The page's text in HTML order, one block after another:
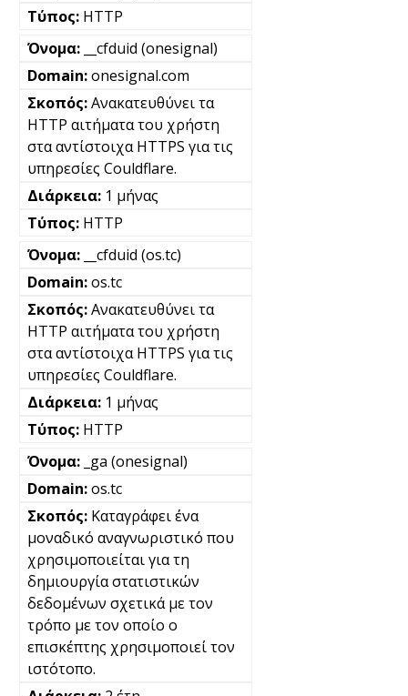
HTTP
__cfduid (onesignal)
onesignal.com
Ανακατευθύνει τα
HTTP αιτήματα του χρήστη
στα αντίστοιχα HTTPS για τις
υπηρεσίες Couldflare.
1 μήνας
HTTP
__cfduid (os.tc)
os.tc
Ανακατευθύνει τα
HTTP αιτήματα του χρήστη
στα αντίστοιχα HTTPS για τις
υπηρεσίες Couldflare.
1 μήνας
HTTP
_ga (onesignal)
os.tc
Καταγράφει ένα
μοναδικό αναγνωριστικό που
χρησιμοποιείται για τη
δημιουργία στατιστικών
δεδομένων σχετικά με τον
τρόπο με τον οποίο ο
επισκέπτης χρησιμοποιεί τον
ιστότοπο.